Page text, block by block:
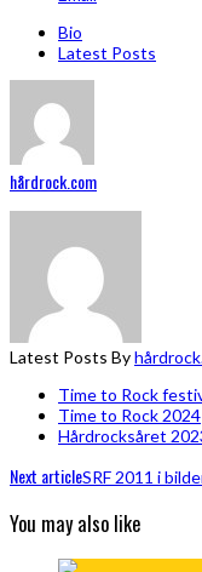
Bio
Latest Posts
hårdrock.com
Latest Posts By
Time to Rock
Time to Rock 2024
Hårdrocksåret
Next articleSRF 2011 i
You may also like